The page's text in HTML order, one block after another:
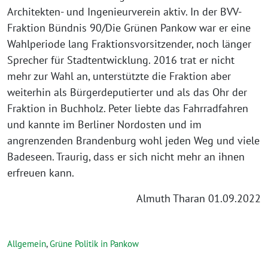
Architekten- und Ingenieurverein aktiv. In der BVV-
Fraktion Bündnis 90/Die Grünen Pankow war er eine
Wahlperiode lang Fraktionsvorsitzender, noch länger
Sprecher für Stadtentwicklung. 2016 trat er nicht
mehr zur Wahl an, unterstützte die Fraktion aber
weiterhin als Bürgerdeputierter und als das Ohr der
Fraktion in Buchholz. Peter liebte das Fahrradfahren
und kannte im Berliner Nordosten und im
angrenzenden Brandenburg wohl jeden Weg und viele
Badeseen. Traurig, dass er sich nicht mehr an ihnen
erfreuen kann.
Almuth Tharan 01.09.2022
Allgemein,Grüne Politik in Pankow